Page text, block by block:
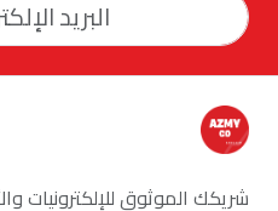
شريكك الموثوق للإلكترونيات